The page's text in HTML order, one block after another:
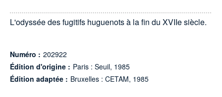
L'odyssée des fugitifs huguenots à la fin du XVIIe siècle.
Numéro : 202922
Édition d'origine : Paris : Seuil, 1985
Édition adaptée : Bruxelles : CETAM, 1985